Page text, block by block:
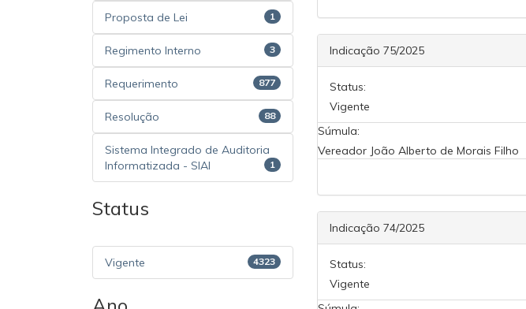
Proposta de Lei 1
Regimento Interno 3
Requerimento 877
Resolução 88
Sistema Integrado de Auditoria
Informatizada - SIAI
1
Status
Vigente 4323
Indicação 75/2025
Status:
Vigente
Súmula:
Vereador João Alberto de Morais Filho
Indicação 74/2025
Status:
Vigente